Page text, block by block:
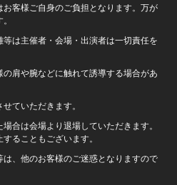
お客様ご自身のご負担となります。万が
等は主催者・会場・出演者は一切責任を
の肩や腕などに触れて誘導する場合があ
ていただきます。
合は会場より退場していただきます。
ることもございます。
は、他のお客様のご迷惑となりますので